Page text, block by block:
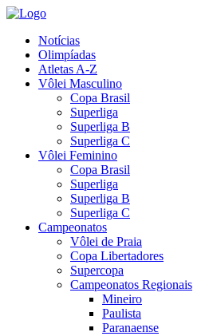
Notícias
Olimpíadas
Atletas A-Z
Vôlei Masculino
Copa Brasil
Superliga
Superliga B
Superliga C
Vôlei Feminino
Copa Brasil
Superliga
Superliga B
Superliga C
Campeonatos
Vôlei de Praia
Copa Libertadores
Supercopa
Campeonatos Regionais
Mineiro
Paulista
Paranaense